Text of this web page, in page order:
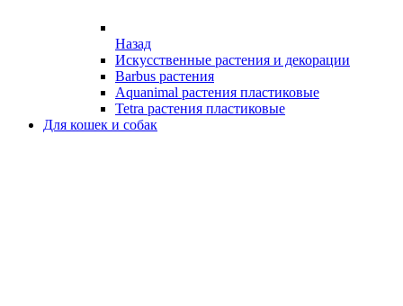
Назад
Искусственные растения и декорации
Barbus растения
Aquanimal растения пластиковые
Tetra растения пластиковые
Для кошек и собак